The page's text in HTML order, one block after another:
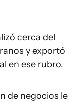
cerca del
y exportó
en ese rubro.
de negocios le